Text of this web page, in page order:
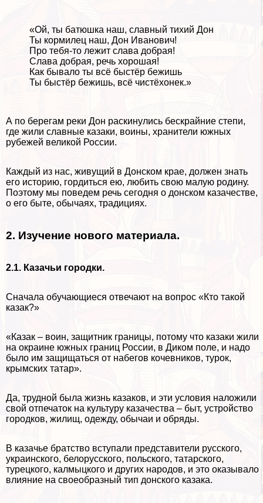
«Ой, ты батюшка наш, славный тихий Дон
Ты кормилец наш, Дон Иванович!
Про тебя-то лежит слава добрая!
Слава добрая, речь хорошая!
Как бывало ты всё быстёр бежишь
Ты быстёр бежишь, всё чистёхонек.»
А по берегам реки Дон раскинулись бескрайние степи,
где жили славные казаки, воины, хранители южных
рубежей великой России.
Каждый из нас, живущий в Донском крае, должен знать
его историю, гордиться ею, любить свою малую родину.
Поэтому мы поведем речь сегодня о донском казачестве,
о его быте, обычаях, традициях.
2. Изучение нового материала.
2.1. Казачьи городки.
Сначала обучающиеся отвечают на вопрос «Кто такой
казак?»
«Казак – воин, защитник границы, потому что казаки жили
на окраине южных границ России, в Диком поле, и надо
было им защищаться от набегов кочевников, турок,
крымских татар».
Да, трудной была жизнь казаков, и эти условия наложили
свой отпечаток на культуру казачества – быт, устройство
городков, жилищ, одежду, обычаи и обряды.
В казачье братство вступали представители русского,
украинского, белорусского, польского, татарского,
турецкого, калмыцкого и других народов, и это оказывало
влияние на своеобразный тип донского казака.